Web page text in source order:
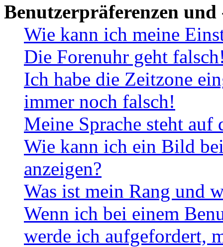
Benutzerpräferenzen und
Wie kann ich meine
Die Forenuhr geht
Ich habe die Zeitzone
immer noch falsch!
Meine Sprache steht
Wie kann ich ein Bild
anzeigen?
Was ist mein Rang und
Wenn ich bei einem
werde ich aufgefordert,